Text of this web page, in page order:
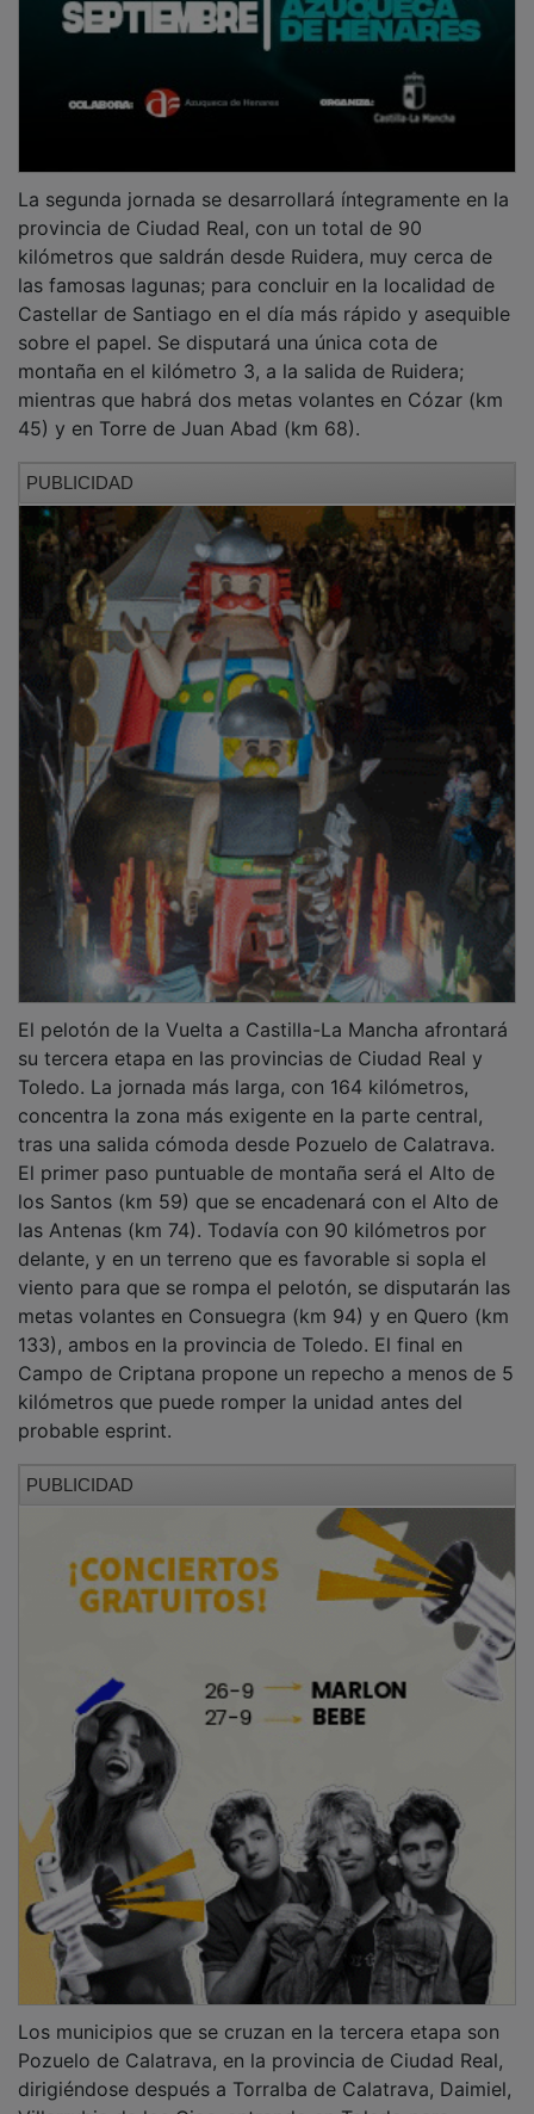
provincia de Ciudad Real, con un total de 90
kilómetros que saldrán desde Ruidera, muy cerca de
las famosas lagunas; para concluir en la localidad de
Castellar de Santiago en el día más rápido y asequible
sobre el papel. Se disputará una única cota de
montaña en el kilómetro 3, a la salida de Ruidera;
mientras que habrá dos metas volantes en Cózar (km
45) y en Torre de Juan Abad (km 68).
su tercera etapa en las provincias de Ciudad Real y
Toledo. La jornada más larga, con 164 kilómetros,
concentra la zona más exigente en la parte central,
tras una salida cómoda desde Pozuelo de Calatrava.
El primer paso puntuable de montaña será el Alto de
los Santos (km 59) que se encadenará con el Alto de
las Antenas (km 74). Todavía con 90 kilómetros por
delante, y en un terreno que es favorable si sopla el
viento para que se rompa el pelotón, se disputarán las
metas volantes en Consuegra (km 94) y en Quero (km
133), ambos en la provincia de Toledo. El final en
Campo de Criptana propone un repecho a menos de 5
kilómetros que puede romper la unidad antes del
probable esprint.
Pozuelo de Calatrava, en la provincia de Ciudad Real,
dirigiéndose después a Torralba de Calatrava, Daimiel,
Villarrubia de los Ojos, entrando en Toledo para